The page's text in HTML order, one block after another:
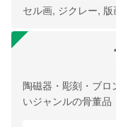
セル画, ジクレー,
陶磁器・彫刻・ブ
いジャンルの骨董品